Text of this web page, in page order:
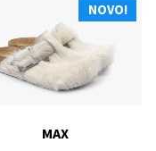
NOVO!
MAX